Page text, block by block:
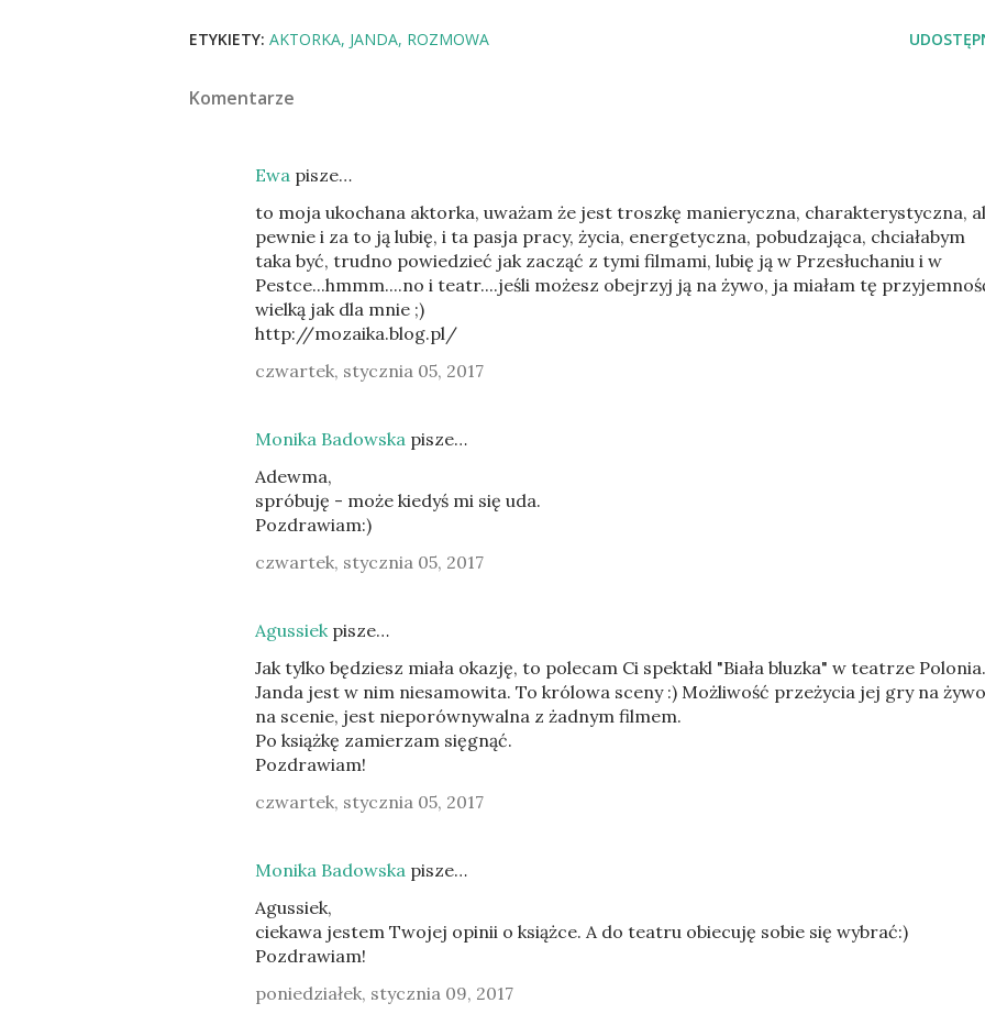
ETYKIETY: AKTORKA JANDA ROZMOWA
Komentarze
Ewa pisze…
to moja ukochana aktorka, uważam że jest troszkę manieryczna, charakterystyczna,
pewnie i za to ją lubię, i ta pasja pracy, życia, energetyczna, pobudzająca, chciałabym
taka być, trudno powiedzieć jak zacząć z tymi filmami, lubię ją w Przesłuchaniu i w
Pestce...hmmm....no i teatr....jeśli możesz obejrzyj ją na żywo, ja miałam tę
wielką jak dla mnie ;)
http://mozaika.blog.pl/
czwartek, stycznia 05, 2017
Monika Badowska pisze…
Adewma,
spróbuję - może kiedyś mi się uda.
Pozdrawiam:)
czwartek, stycznia 05, 2017
Agussiek pisze…
Jak tylko będziesz miała okazję, to polecam Ci spektakl "Biała bluzka" w teatrze Polonia.
Janda jest w nim niesamowita. To królowa sceny :) Możliwość przeżycia jej gry na
na scenie, jest nieporównywalna z żadnym filmem.
Po książkę zamierzam sięgnąć.
Pozdrawiam!
czwartek, stycznia 05, 2017
Monika Badowska pisze…
Agussiek,
ciekawa jestem Twojej opinii o książce. A do teatru obiecuję sobie się wybrać:)
Pozdrawiam!
poniedziałek, stycznia 09, 2017